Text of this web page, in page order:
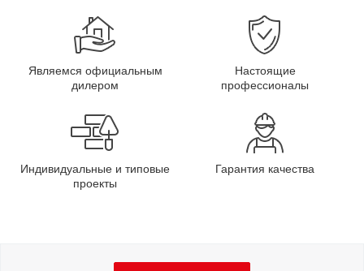
Являемся официальным
дилером
Настоящие
профессионалы
Индивидуальные и типовые
проекты
Гарантия качества